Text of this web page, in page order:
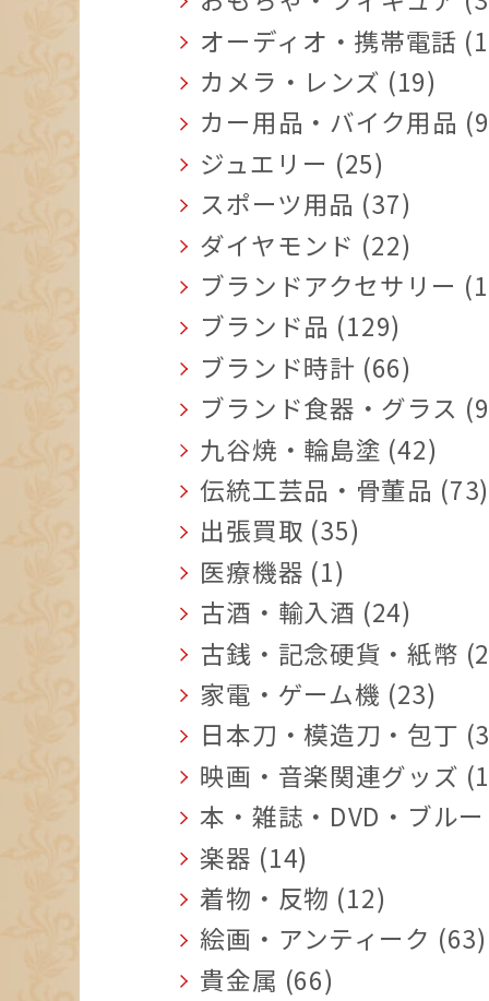
オーディオ・携帯電話
カメラ・レンズ (19)
カー用品・バイク用品
ジュエリー (25)
スポーツ用品 (37)
ダイヤモンド (22)
ブランドアクセサリー
ブランド品 (129)
ブランド時計 (66)
ブランド食器・グラス
九谷焼・輪島塗 (42)
伝統工芸品・骨董品 (73)
出張買取 (35)
医療機器 (1)
古酒・輸入酒 (24)
古銭・記念硬貨・紙幣
家電・ゲーム機 (23)
日本刀・模造刀・包丁
映画・音楽関連グッズ
本・雑誌・DVD・ブル
楽器 (14)
着物・反物 (12)
絵画・アンティーク (63)
貴金属 (66)